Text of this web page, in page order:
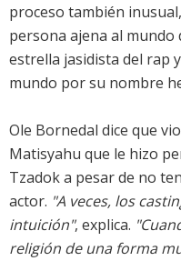
proceso también
persona ajena al
estrella jasidista del rap
mundo por su nombre
Ole Bornedal dice que
Matisyahu que le hizo
Tzadok a pesar de no
actor. "A veces, los
intuición", explica.
religión de una forma